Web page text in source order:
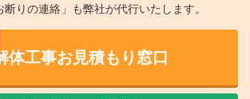
りの連絡」も弊社が代行いたします。
体工事お見積もり窓口